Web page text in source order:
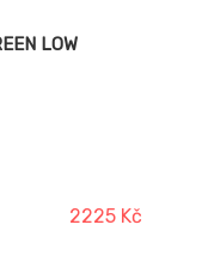
LOW
2225 Kč